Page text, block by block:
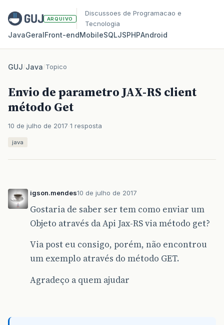
ARQUIVO
Discussoes de Programacao e
Tecnologia
JavaGeralFront‑endMobileSQLJSPHPAndroid
GUJ/Java/Topico
Envio de parametro JAX-RS client
método Get
10 de julho de 2017 1 resposta
java
igson.mendes10 de julho de 2017
Gostaria de saber ser tem como enviar um
Objeto através da Api Jax-RS via método get?
Via post eu consigo, porém, não encontrou
um exemplo através do método GET.
Agradeço a quem ajudar